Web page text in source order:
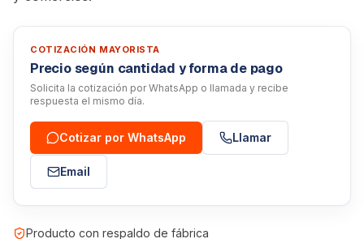
COTIZACIÓN MAYORISTA
Precio según cantidad y forma de pago
Solicita la cotización por WhatsApp o llamada y recibe
respuesta el mismo día.
Cotizar por WhatsApp Llamar
Email
Producto con respaldo de fábrica